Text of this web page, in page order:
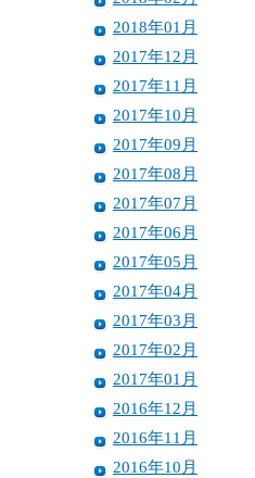
2018年01月
2017年12月
2017年11月
2017年10月
2017年09月
2017年08月
2017年07月
2017年06月
2017年05月
2017年04月
2017年03月
2017年02月
2017年01月
2016年12月
2016年11月
2016年10月